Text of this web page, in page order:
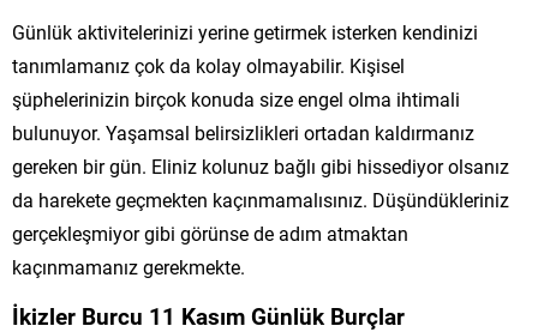
Günlük aktivitelerinizi yerine getirmek isterken kendinizi
tanımlamanız çok da kolay olmayabilir. Kişisel
şüphelerinizin birçok konuda size engel olma ihtimali
bulunuyor. Yaşamsal belirsizlikleri ortadan kaldırmanız
gereken bir gün. Eliniz kolunuz bağlı gibi hissediyor olsanız
da harekete geçmekten kaçınmamalısınız. Düşündükleriniz
gerçekleşmiyor gibi görünse de adım atmaktan
kaçınmamanız gerekmekte.
İkizler Burcu 11 Kasım Günlük Burçlar